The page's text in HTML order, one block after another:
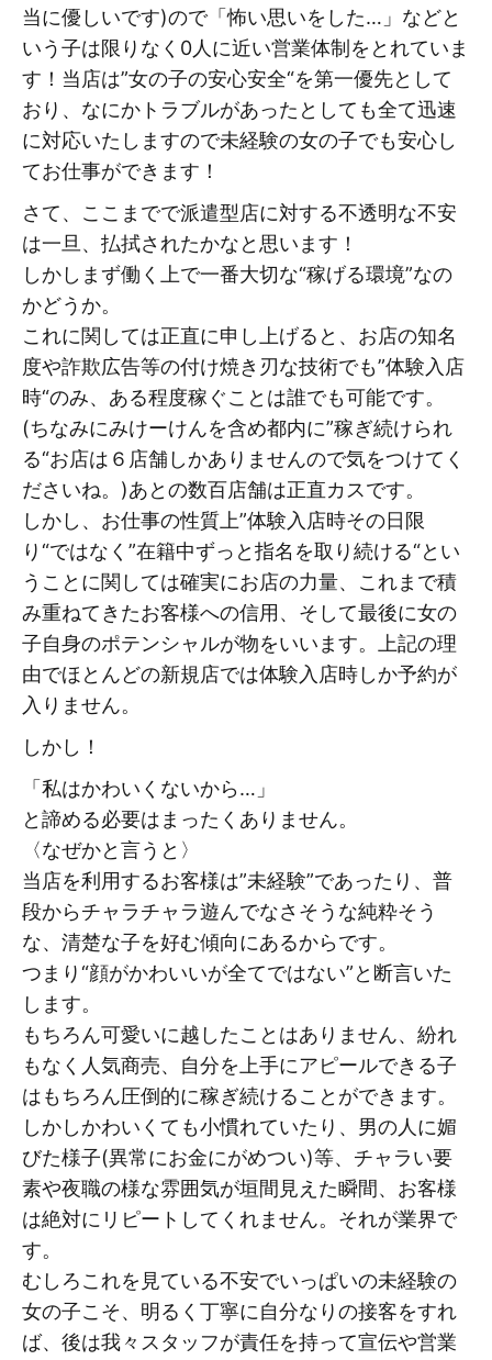
当に優しいです)ので「怖い思いをした…」などと
いう子は限りなく0人に近い営業体制をとれていま
す！当店は”女の子の安心安全“を第一優先として
おり、なにかトラブルがあったとしても全て迅速
に対応いたしますので未経験の女の子でも安心し
てお仕事ができます！
さて、ここまでで派遣型店に対する不透明な不安
は一旦、払拭されたかなと思います！
しかしまず働く上で一番大切な“稼げる環境”なの
かどうか。
これに関しては正直に申し上げると、お店の知名
度や詐欺広告等の付け焼き刃な技術でも”体験入店
時“のみ、ある程度稼ぐことは誰でも可能です。
(ちなみにみけーけんを含め都内に”稼ぎ続けられ
る“お店は６店舗しかありませんので気をつけてく
ださいね。)あとの数百店舗は正直カスです。
しかし、お仕事の性質上”体験入店時その日限
り“ではなく”在籍中ずっと指名を取り続ける“とい
うことに関しては確実にお店の力量、これまで積
み重ねてきたお客様への信用、そして最後に女の
子自身のポテンシャルが物をいいます。上記の理
由でほとんどの新規店では体験入店時しか予約が
入りません。
しかし！
「私はかわいくないから…」
と諦める必要はまったくありません。
〈なぜかと言うと〉
当店を利用するお客様は”未経験”であったり、普
段からチャラチャラ遊んでなさそうな純粋そう
な、清楚な子を好む傾向にあるからです。
つまり“顔がかわいいが全てではない”と断言いた
します。
もちろん可愛いに越したことはありません、紛れ
もなく人気商売、自分を上手にアピールできる子
はもちろん圧倒的に稼ぎ続けることができます。
しかしかわいくても小慣れていたり、男の人に媚
びた様子(異常にお金にがめつい)等、チャラい要
素や夜職の様な雰囲気が垣間見えた瞬間、お客様
は絶対にリピートしてくれません。それが業界で
す。
むしろこれを見ている不安でいっぱいの未経験の
女の子こそ、明るく丁寧に自分なりの接客をすれ
ば、後は我々スタッフが責任を持って宣伝や営業